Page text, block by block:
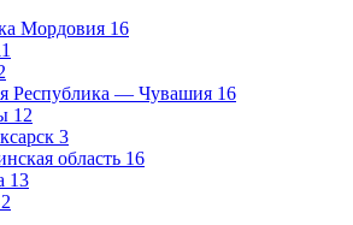
Мордовия 16
Республика — Чувашия 16
12
3
область 16
13
2